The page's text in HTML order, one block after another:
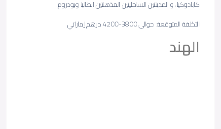
كابادوكيا، و المدينتين الساحليتين المذهلتين انطاليا وبودروم.
التكلفة المتوقعة: حوالي 3800-4200 درهم إماراتي
الهند